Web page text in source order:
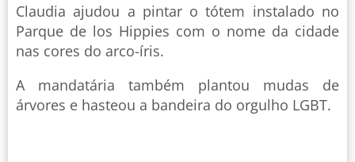
Claudia ajudou a pintar o tótem instalado no
Parque de los Hippies com o nome da cidade
nas cores do arco-íris.
A mandatária também plantou mudas de
árvores e hasteou a bandeira do orgulho LGBT.